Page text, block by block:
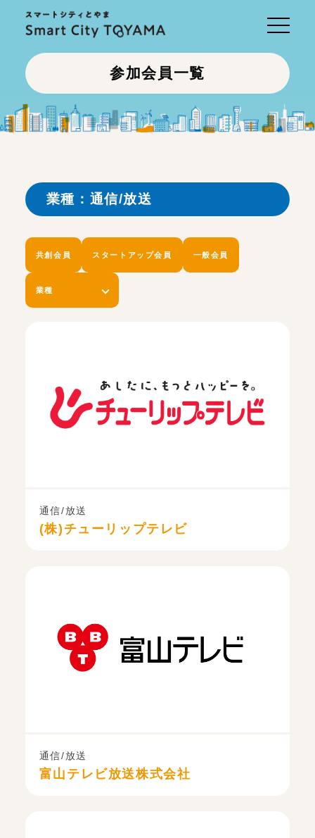
参加会員一覧
業種：通信/放送
共創会員 スタートアップ会員 一般会員
業種
通信/放送
(株)チューリップテレビ
通信/放送
富山テレビ放送株式会社